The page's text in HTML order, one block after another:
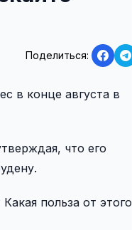
Поделиться:
в конце августа в
что его
польза от этого